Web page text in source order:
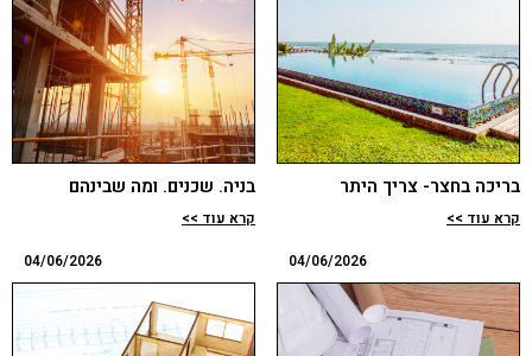
בריכה בחצר- צריך היתר
קרא עוד >>
בניה. שכנים. ומה שבינהם
קרא עוד >>
04/06/2026
04/06/2026